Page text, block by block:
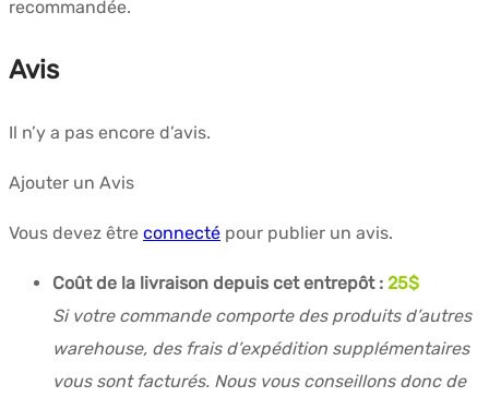
recommandée.
Avis
Il n’y a pas encore d’avis.
Ajouter un Avis
Vous devez être connecté pour publier un avis.
Coût de la livraison depuis cet entrepôt : 25$
Si votre commande comporte des produits d’autres
warehouse, des frais d’expédition supplémentaires
vous sont facturés. Nous vous conseillons donc de